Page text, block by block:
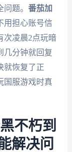
题。 番茄加
用担心账号信
次凌晨2点玩暗
几分钟就回复
就恢复了正
国服游戏时真
不朽到
解决问